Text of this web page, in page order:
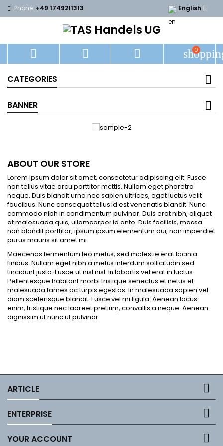
Phone: +49 1749211313 English 
   0
CATEGORIES
BANNER
ABOUT OUR STORE
Lorem ipsum dolor sit amet, consectetur adipiscing elit. Fusce
non tellus vitae arcu porttitor mattis. Nullam eget pharetra
neque. Duis blandit urna nec sapien ultrices, eget luctus velit
faucibus. Nunc consequat tellus id est venenatis blandit. Nunc
commodo nibh in condimentum pulvinar. Duis erat nibh, aliquet
at malesuada quis, ullamcorper id ante. Duis facilisis, massa
non blandit porttitor, ipsum ipsum elementum dui, non imperdiet
purus mauris sit amet mi.
Maecenas fermentum leo metus, sed molestie erat lacinia
finibus. Nullam eget nibh a metus interdum sollicitudin sed
tincidunt justo. Fusce ut nisl nisl. In lobortis vel erat in luctus.
Pellentesque habitant morbi tristique senectus et netus et
malesuada fames ac turpis egestas. In malesuada sapien vel
diam scelerisque blandit. Fusce vel mi ligula. Aenean lacus
enim, tristique nec laoreet pretium, convallis a neque. Aenean
dignissim ut nunc ut pulvinar.
ARTICLE 
ENTERPRISE 
YOUR ACCOUNT 